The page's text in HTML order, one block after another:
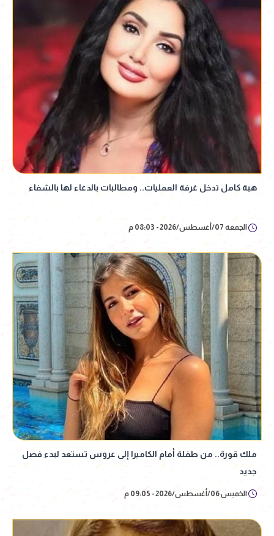
هبة كامل تدخل غرفة العمليات.. ومطالبات بالدعاء لها بالشفاء
الجمعة 07/أغسطس/2026 - 08:03 م
ملك قورة.. من طفلة أمام الكاميرا إلى عروس تستعد لبدء فصل
جديد
الخميس 06/أغسطس/2026 - 09:05 م